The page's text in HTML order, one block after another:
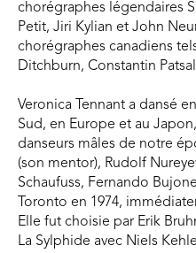
chorégraphes légendaires
Petit, Jiri Kylian et John
chorégraphes canadiens
Ditchburn, Constantin
Veronica Tennant a dansé
Sud, en Europe et au
danseurs mâles de notre
(son mentor), Rudolf
Schaufuss, Fernando
Toronto en 1974,
Elle fut choisie par Erik
La Sylphide avec Niels